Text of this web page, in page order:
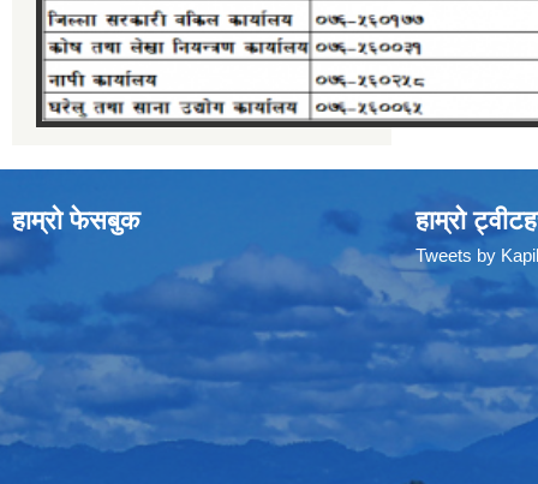
हाम्रो फेसबुक हाम्रो
Tweets by